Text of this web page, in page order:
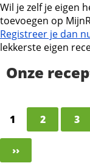
Wil je zelf je eigen
toevoegen op
Registreer je dan
lekkerste eigen
Onze
1 2 3
››